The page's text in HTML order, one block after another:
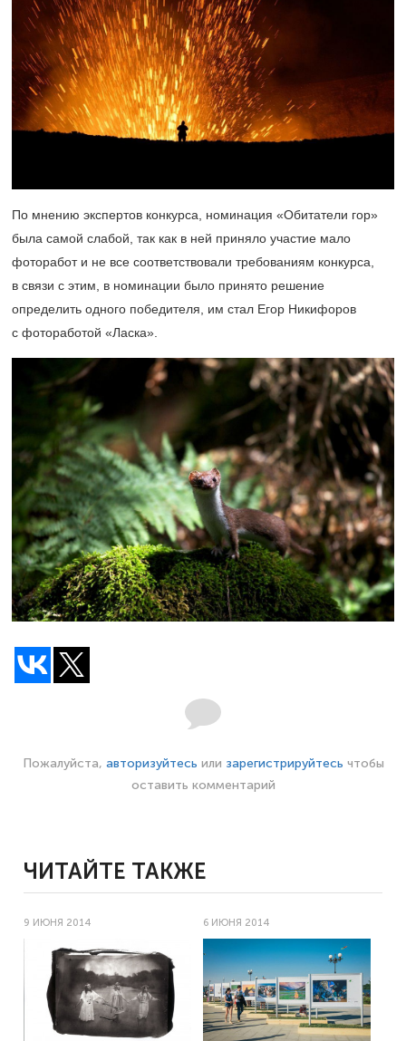
По мнению экспертов конкурса, номинация «Обитатели гор»
была самой слабой, так как в ней приняло участие мало
фоторабот и не все соответствовали требованиям конкурса,
в связи с этим, в номинации было принято решение
определить одного победителя, им стал Егор Никифоров
с фотоработой «Ласка».
Пожалуйста, авторизуйтесь или зарегистрируйтесь чтобы
оставить комментарий
ЧИТАЙТЕ ТАКЖЕ
9 ИЮНЯ 2014 6 ИЮНЯ 2014